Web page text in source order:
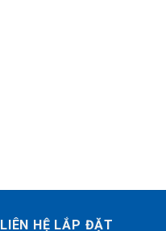
LIÊN HỆ LẮP ĐẶT